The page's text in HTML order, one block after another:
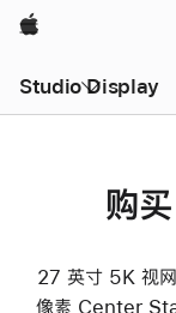
Apple
Studio Display
购
27 英寸 5K 视
像素 Center